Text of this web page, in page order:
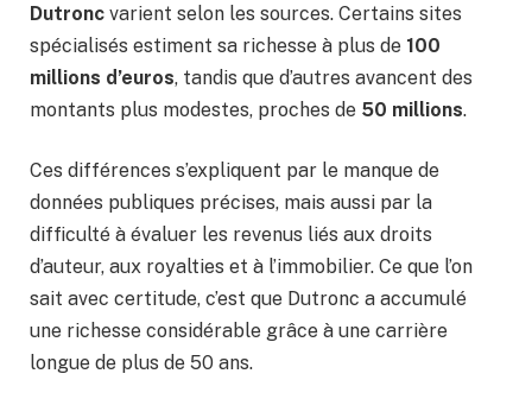
Dutronc varient selon les sources. Certains sites
spécialisés estiment sa richesse à plus de 100
millions d’euros, tandis que d’autres avancent des
montants plus modestes, proches de 50 millions.
Ces différences s’expliquent par le manque de
données publiques précises, mais aussi par la
difficulté à évaluer les revenus liés aux droits
d’auteur, aux royalties et à l’immobilier. Ce que l’on
sait avec certitude, c’est que Dutronc a accumulé
une richesse considérable grâce à une carrière
longue de plus de 50 ans.